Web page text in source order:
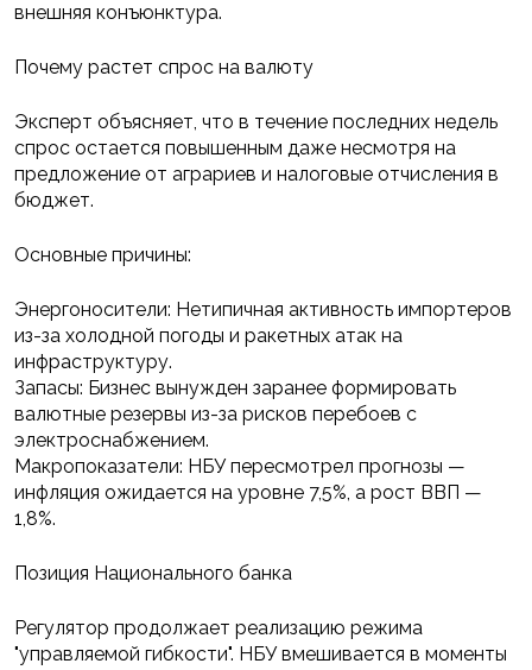
внешняя конъюнктура.
Почему растет спрос на валюту
Эксперт объясняет, что в течение последних недель
спрос остается повышенным даже несмотря на
предложение от аграриев и налоговые отчисления в
бюджет.
Основные причины:
Энергоносители: Нетипичная активность импортеров
из-за холодной погоды и ракетных атак на
инфраструктуру.
Запасы: Бизнес вынужден заранее формировать
валютные резервы из-за рисков перебоев с
электроснабжением.
Макропоказатели: НБУ пересмотрел прогнозы —
инфляция ожидается на уровне 7,5%, а рост ВВП —
1,8%.
Позиция Национального банка
Регулятор продолжает реализацию режима
"управляемой гибкости". НБУ вмешивается в моменты